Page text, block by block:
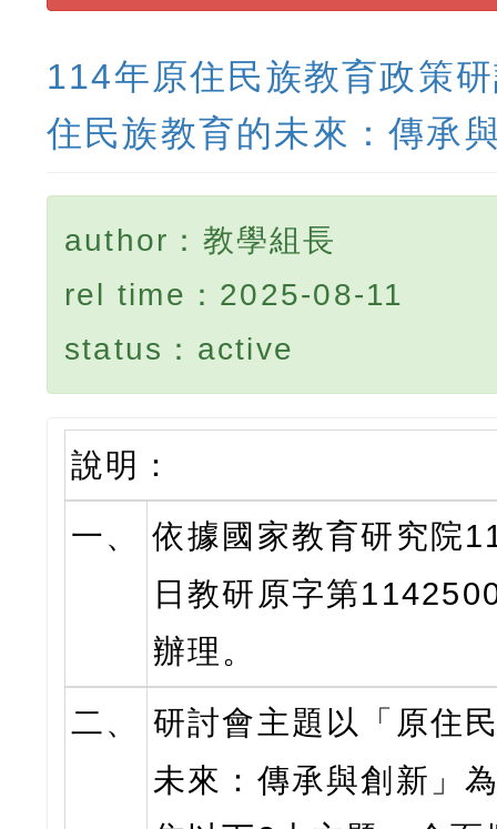
114年原住民族教育政策
住民族教育的未來：傳承
author：教學組長
rel time：2025-08-11
status：active
說明：
一、
依據國家教育研究院
日教研原字第
辦理。
二、
研討會主題以「原住
未來：傳承與創新」